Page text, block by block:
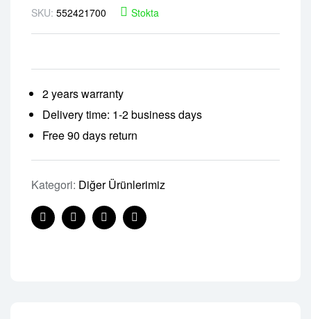
SKU: 552421700 Stokta
2 years warranty
Delivery time: 1-2 business days
Free 90 days return
Kategori: Diğer Ürünlerimiz
FacebookTwitterLinkedinPinterest